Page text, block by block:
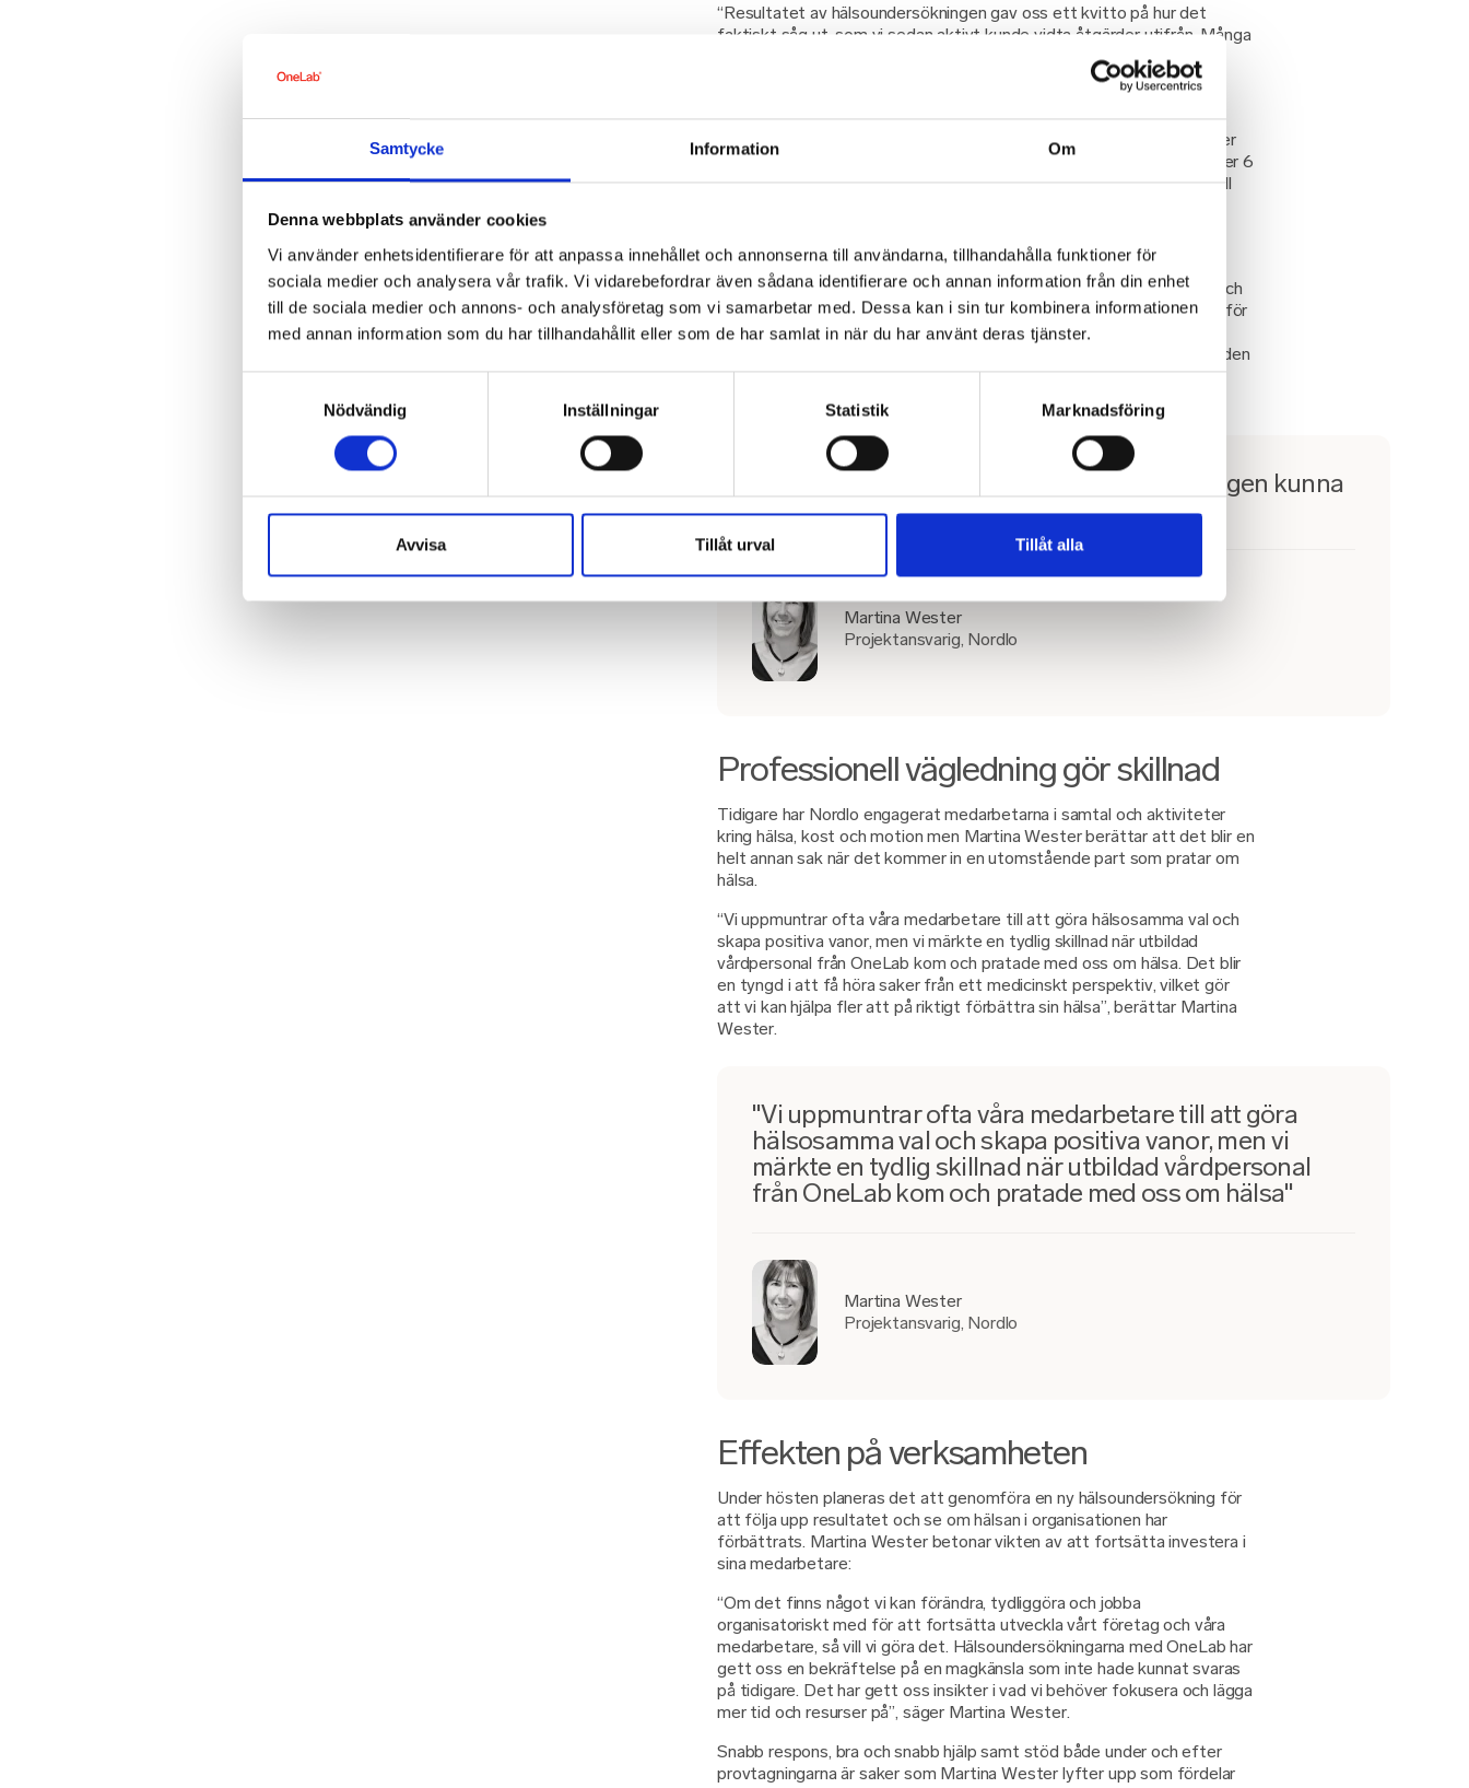
Samtycke Information Om
Denna webbplats använder cookies
Vi använder enhetsidentifierare för att anpassa innehållet och annonserna till användarna, tillhandahålla funktioner för
sociala medier och analysera vår trafik. Vi vidarebefordrar även sådana identifierare och annan information från din enhet
till de sociala medier och annons- och analysföretag som vi samarbetar med. Dessa kan i sin tur kombinera informationen
med annan information som du har tillhandahållit eller som de har samlat in när du har använt deras tjänster.
Nödvändig
Inställningar Statistik Marknadsföring
Avvisa Tillåt urval Tillåt alla
“Resultatet av hälsoundersökningen gav oss ett kvitto på hur det
faktiskt såg ut, som vi sedan aktivt kunde vidta åtgärder utifrån. Många
på företaget mådde jättebra men det var fler än förväntat som inte
gjorde det. Att kunna erbjuda dem den hjälp som de behöver för att
kunna må bättre känns väldigt bra”, säger Martina Wester.
Nordlo valde att följa upp med OneLabs hälsoprogram för de individer
som hade större hälsorisker och som hade behov av extra stöd. Under 6
månader fick de ett personligt anpassat hälsoprogram och tillgång till
“Vi vet inte vilka dessa individer är då allt är helt anonymt, men en
medarbetare har kommit till mig personligen och tackat för all hjälp och
stöttning den har fått med sin hälsa. Så utfallet var mycket positivt för
oss. Undersökningen gav oss verktyg att verkligen kunna hjälpa våra
medarbetare. Sen är det såklart alltid upp till individen om den vill ha den
hjälpen och göra de beteendeförändringar som krävs”, säger Martina
"Undersökningen gav oss verktyg att verkligen kunna
hjälpa våra medarbetare"
Martina Wester
Projektansvarig, Nordlo
Professionell vägledning gör skillnad
Tidigare har Nordlo engagerat medarbetarna i samtal och aktiviteter
kring hälsa, kost och motion men Martina Wester berättar att det blir en
helt annan sak när det kommer in en utomstående part som pratar om
hälsa.
“Vi uppmuntrar ofta våra medarbetare till att göra hälsosamma val och
skapa positiva vanor, men vi märkte en tydlig skillnad när utbildad
vårdpersonal från OneLab kom och pratade med oss om hälsa. Det blir
en tyngd i att få höra saker från ett medicinskt perspektiv, vilket gör
att vi kan hjälpa fler att på riktigt förbättra sin hälsa”, berättar Martina
Wester.
"Vi uppmuntrar ofta våra medarbetare till att göra
hälsosamma val och skapa positiva vanor, men vi
märkte en tydlig skillnad när utbildad vårdpersonal
från OneLab kom och pratade med oss om hälsa"
Martina Wester
Projektansvarig, Nordlo
Effekten på verksamheten
Under hösten planeras det att genomföra en ny hälsoundersökning för
att följa upp resultatet och se om hälsan i organisationen har
förbättrats. Martina Wester betonar vikten av att fortsätta investera i
sina medarbetare:
“Om det finns något vi kan förändra, tydliggöra och jobba
organisatoriskt med för att fortsätta utveckla vårt företag och våra
medarbetare, så vill vi göra det. Hälsoundersökningarna med OneLab har
gett oss en bekräftelse på en magkänsla som inte hade kunnat svaras
på tidigare. Det har gett oss insikter i vad vi behöver fokusera och lägga
mer tid och resurser på”, säger Martina Wester.
Snabb respons, bra och snabb hjälp samt stöd både under och efter
provtagningarna är saker som Martina Wester lyfter upp som fördelar